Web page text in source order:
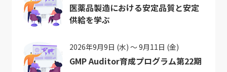
医薬品製造における安定品質と安定
供給を学ぶ
2026年9月9日 (水) ～ 9月11日 (金)
GMP Auditor育成プログラム第22期